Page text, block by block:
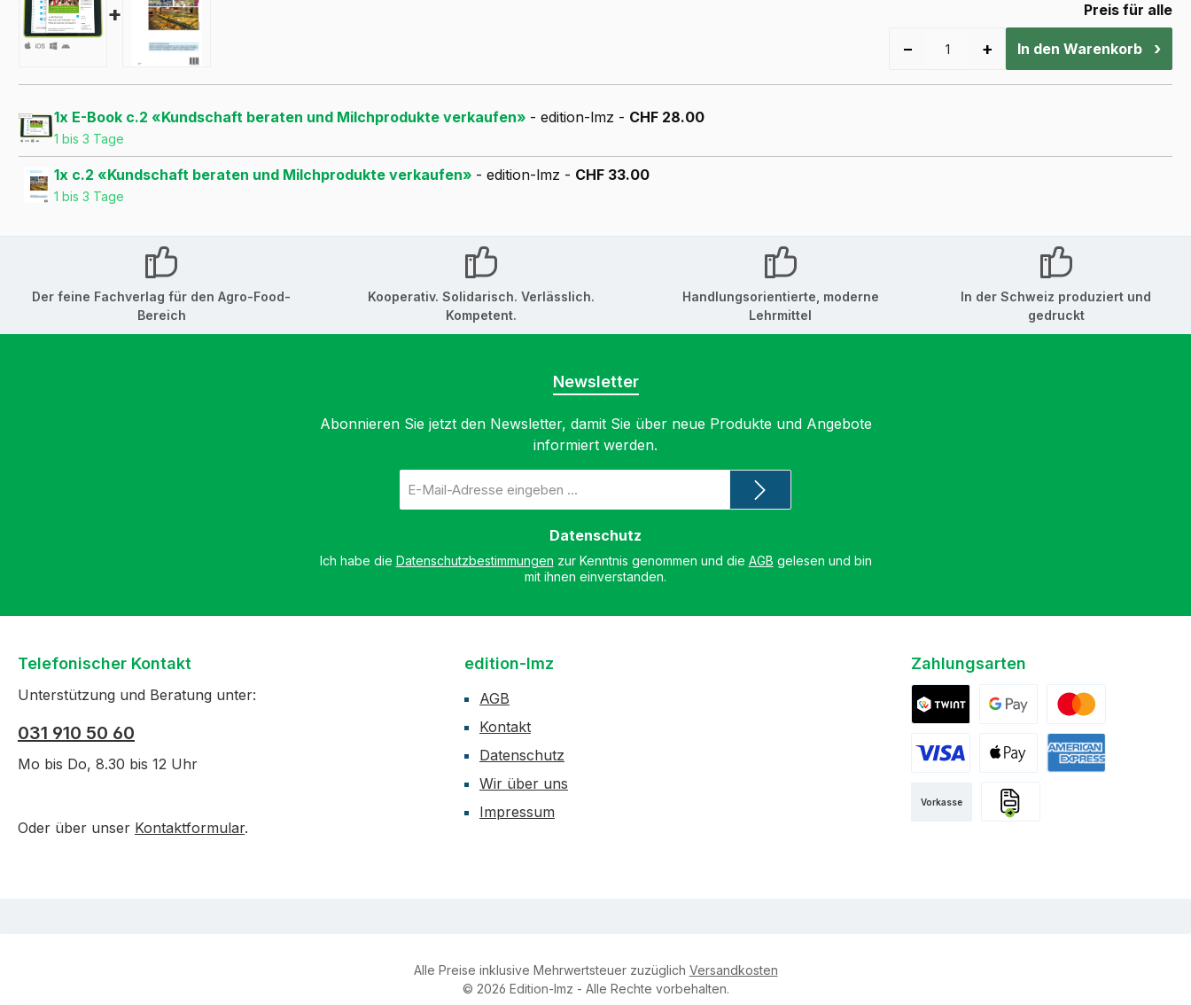
+ Preis für alle
− + In den Warenkorb ›
1x E-Book c.2 «Kundschaft beraten und Milchprodukte verkaufen» - edition-lmz - CHF 28.00
1 bis 3 Tage
1x c.2 «Kundschaft beraten und Milchprodukte verkaufen» - edition-lmz - CHF 33.00
1 bis 3 Tage
Der feine Fachverlag für den Agro-Food-
Bereich
Kooperativ. Solidarisch. Verlässlich.
Kompetent.
Handlungsorientierte, moderne
Lehrmittel
In der Schweiz produziert und
gedruckt
Newsletter
Abonnieren Sie jetzt den Newsletter, damit Sie über neue Produkte und Angebote
informiert werden.
Mail-
Adresse
Datenschutz
Ich habe die Datenschutzbestimmungen zur Kenntnis genommen und die AGB gelesen und bin
mit ihnen einverstanden.
Telefonischer Kontakt
Unterstützung und Beratung unter:
031 910 50 60
Mo bis Do, 8.30 bis 12 Uhr
Oder über unser Kontaktformular.
edition-lmz
AGB
Kontakt
Datenschutz
Wir über uns
Impressum
Zahlungsarten
Google PayMastercard
Vorkasse
Alle Preise inklusive Mehrwertsteuer zuzüglich Versandkosten
© 2026 Edition-lmz - Alle Rechte vorbehalten.